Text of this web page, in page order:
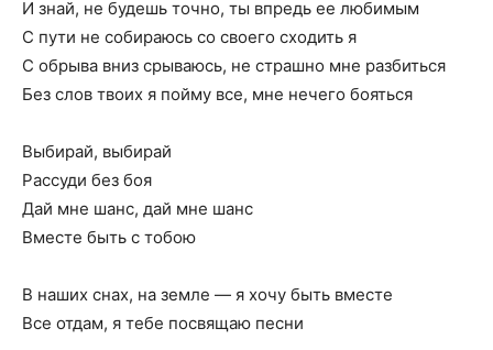
И знай, не будешь точно, ты впредь ее любимым
С пути не собираюсь со своего сходить я
С обрыва вниз срываюсь, не страшно мне разбиться
Без слов твоих я пойму все, мне нечего бояться
Выбирай, выбирай
Рассуди без боя
Дай мне шанс, дай мне шанс
Вместе быть с тобою
В наших снах, на земле — я хочу быть вместе
Все отдам, я тебе посвящаю песни